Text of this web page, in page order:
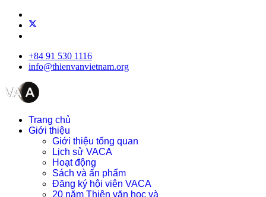
+84 91 530 1116
info@thienvanvietnam.org
Trang chủ
Giới thiệu
Giới thiệu tổng quan
Lịch sử VACA
Hoạt động
Sách và ấn phẩm
Đăng ký hội viên VACA
20 năm Thiên văn học và